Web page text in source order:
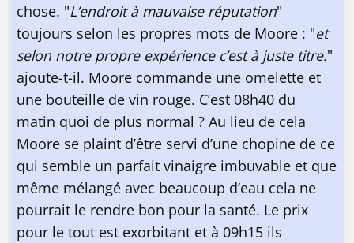
chose. "L’endroit à mauvaise réputation"
toujours selon les propres mots de Moore : "et
selon notre propre expérience c’est à juste titre."
ajoute-t-il. Moore commande une omelette et
une bouteille de vin rouge. C’est 08h40 du
matin quoi de plus normal ? Au lieu de cela
Moore se plaint d’être servi d’une chopine de ce
qui semble un parfait vinaigre imbuvable et que
même mélangé avec beaucoup d’eau cela ne
pourrait le rendre bon pour la santé. Le prix
pour le tout est exorbitant et à 09h15 ils